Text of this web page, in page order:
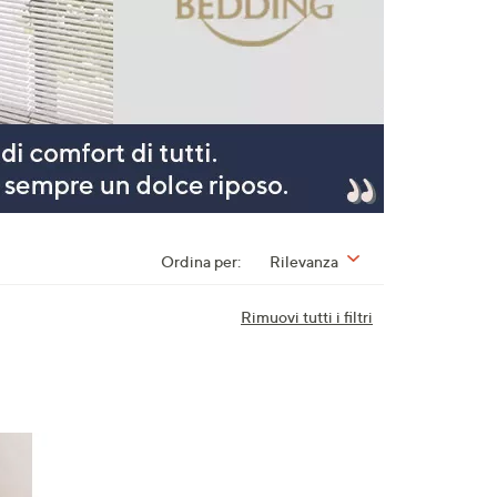
Ordina per: Rilevanza
Rimuovi tutti i filtri